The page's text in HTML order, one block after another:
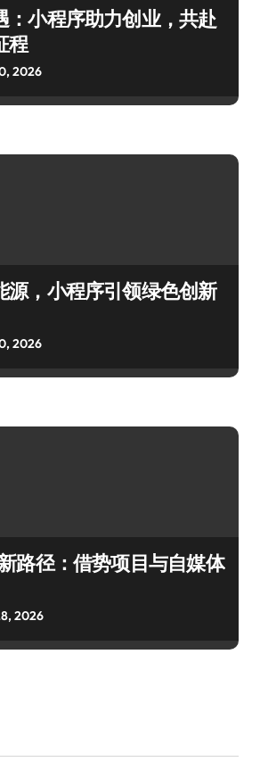
：小程序助力创业，共赴
程
2026
源，小程序引领绿色创新
2026
路径：借势项目与自媒体
2026